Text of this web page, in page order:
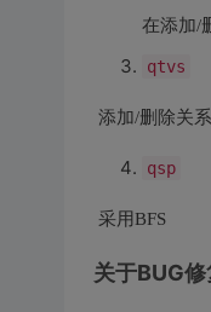
在添加/
qtvs
添加/删除关
qsp
​ 采用BFS
关于BUG修